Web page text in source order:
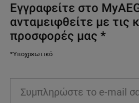
Εγγραφείτε στο
ανταμειφθείτε με τις
προσφορές μας *
*Υποχρεωτικό